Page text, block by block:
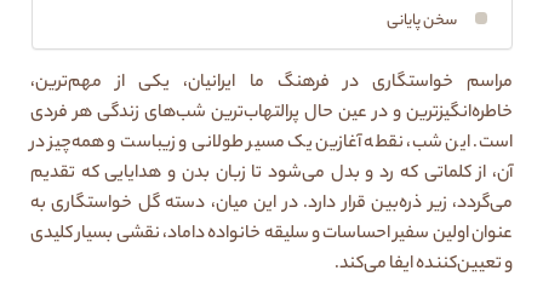
سخن پایانی
مراسم خواستگاری در فرهنگ ما ایرانیان، یکی از مهم‌ترین،
خاطره‌انگیزترین و در عین حال پرالتهاب‌ترین شب‌های زندگی هر فردی
است. این شب، نقطه آغازین یک مسیر طولانی و زیباست و همه‌چیز در
آن، از کلماتی که رد و بدل می‌شود تا زبان بدن و هدایایی که تقدیم
می‌گردد، زیر ذره‌بین قرار دارد. در این میان، دسته گل خواستگاری به
عنوان اولین سفیر احساسات و سلیقه خانواده داماد، نقشی بسیار کلیدی
و تعیین‌کننده ایفا می‌کند.